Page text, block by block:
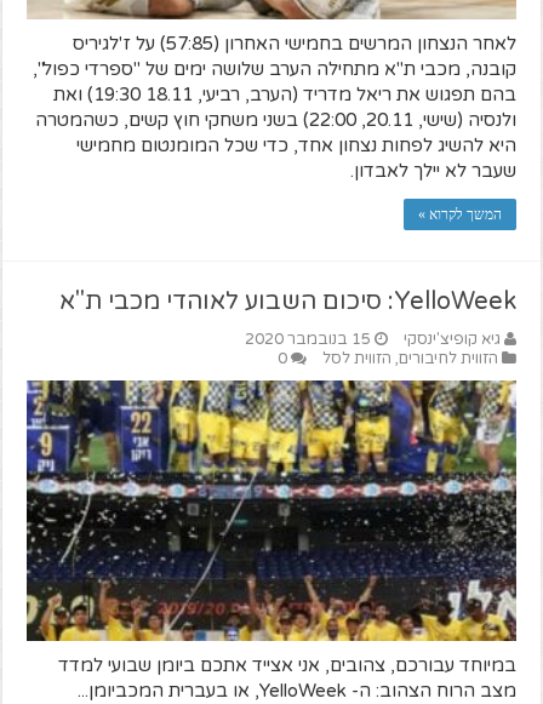
לאחר הנצחון המרשים בחמישי האחרון (57:85) על ז'לגיריס
קובנה, מכבי ת"א מתחילה הערב שלושה ימים של "ספרדי כפול",
בהם תפגוש את ריאל מדריד (הערב, רביעי, 18.11 19:30) ואת
ולנסיה (שישי, 20.11, 22:00) בשני משחקי חוץ קשים, כשהמטרה
היא להשיג לפחות נצחון אחד, כדי שכל המומנטום מחמישי
שעבר לא יילך לאבדון.
המשך לקרוא »
YelloWeek: סיכום השבוע לאוהדי מכבי ת"א
גיא קופיצ'ינסקי
15 בנובמבר 2020
הזווית לחיבורים, הזווית לסל 0
במיוחד עבורכם, צהובים, אני אצייד אתכם ביומן שבועי למדד
מצב הרוח הצהוב: ה- YelloWeek, או בעברית המכביומן...